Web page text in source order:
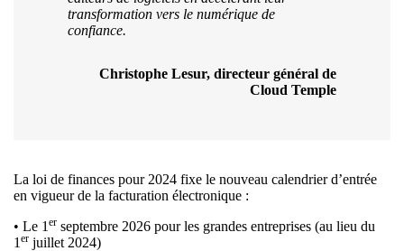
transformation vers le numérique de
confiance.
Christophe Lesur, directeur général de
Cloud Temple
La loi de finances pour 2024 fixe le nouveau calendrier d’entrée
en vigueur de la facturation électronique :
• Le 1 er septembre 2026 pour les grandes entreprises (au lieu du
1 er juillet 2024)